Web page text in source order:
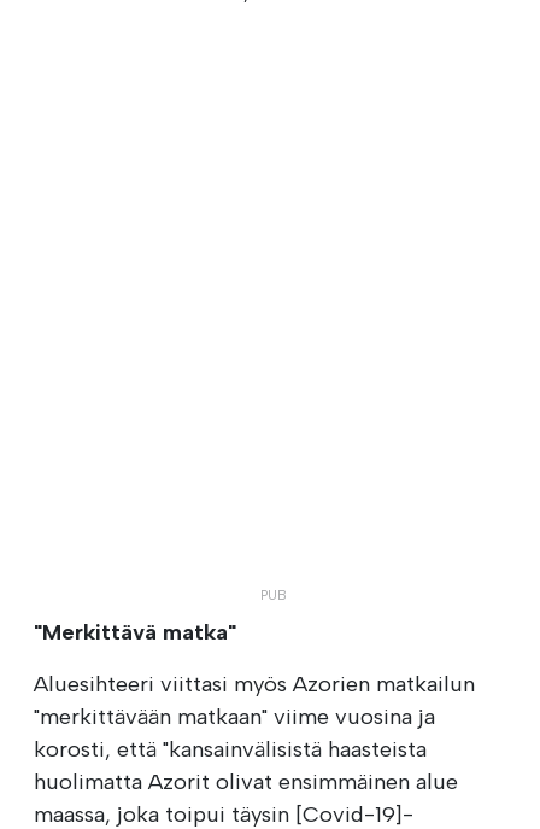
"Merkittävä matka"
Aluesihteeri viittasi myös Azorien matkailun
"merkittävään matkaan" viime vuosina ja
korosti, että "kansainvälisistä haasteista
huolimatta Azorit olivat ensimmäinen alue
maassa, joka toipui täysin [Covid-19]-